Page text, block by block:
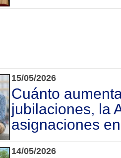
15/05/2026
Cuánto
jubilaciones, la
asignaciones
14/05/2026